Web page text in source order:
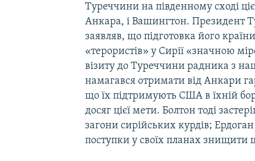
Туреччини на південному сході
Анкара, і Вашингтон. Президент
заявляв, що підготовка його
«терористів» у Сирії «значною
візиту до Туреччини радника з
намагався отримати від Анкари
що їх підтримують США в їхній
досяг цієї мети. Болтон тоді
загони сирійських курдів;
поступки у своїх планах знищити